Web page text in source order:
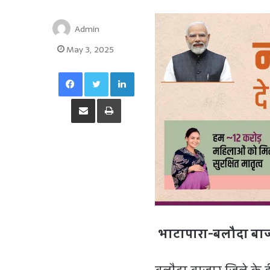
भाटापारा-बलौदा
Admin
May 3, 2025
Facebook Twitter LinkedIn
Share via Email Print